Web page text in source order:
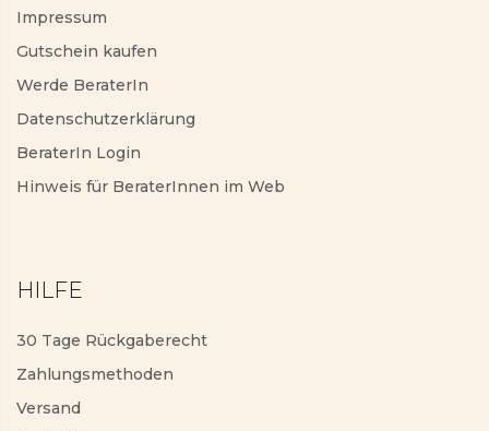
Impressum
Gutschein kaufen
Werde BeraterIn
Datenschutzerklärung
BeraterIn Login
Hinweis für BeraterInnen im Web
HILFE
30 Tage Rückgaberecht
Zahlungsmethoden
Versand